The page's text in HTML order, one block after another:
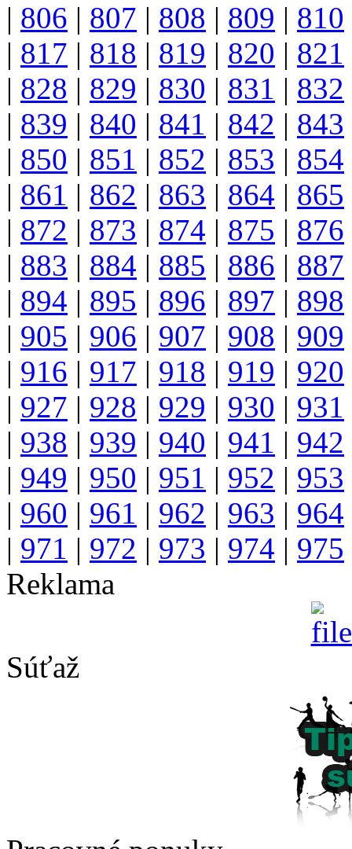
| 806 | 807 | 808 | 809 | 810
| 817 | 818 | 819 | 820 | 821
| 828 | 829 | 830 | 831 | 832
| 839 | 840 | 841 | 842 | 843
| 850 | 851 | 852 | 853 | 854
| 861 | 862 | 863 | 864 | 865
| 872 | 873 | 874 | 875 | 876
| 883 | 884 | 885 | 886 | 887
| 894 | 895 | 896 | 897 | 898
| 905 | 906 | 907 | 908 | 909
| 916 | 917 | 918 | 919 | 920
| 927 | 928 | 929 | 930 | 931
| 938 | 939 | 940 | 941 | 942
| 949 | 950 | 951 | 952 | 953
| 960 | 961 | 962 | 963 | 964
| 971 | 972 | 973 | 974 | 975
Reklama
Súťaž